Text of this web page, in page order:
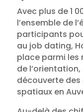
Avec plus de 1
l’ensemble de
participants
au job dating,
place parmi les
de
découverte
spatiaux en